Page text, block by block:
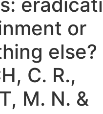
or
else?
C. R.,
M. N. &